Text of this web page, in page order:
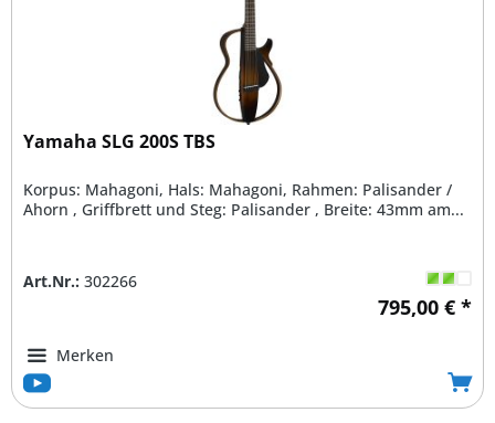
Yamaha SLG 200S TBS
Korpus: Mahagoni, Hals: Mahagoni, Rahmen: Palisander /
Ahorn , Griffbrett und Steg: Palisander , Breite: 43mm am...
Art.Nr.: 302266
795,00 € *
Merken